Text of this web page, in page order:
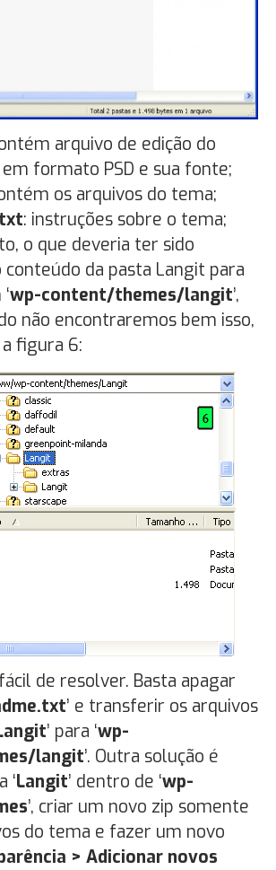
arquivo de edição do
formato PSD e sua fonte;
os arquivos do tema;
: instruções sobre o tema;
o que deveria ter sido
conteúdo da pasta Langit para
wp-content/themes/langit’,
não encontraremos bem isso,
figura 6:
de resolver. Basta apagar
’ e transferir os arquivos
’ para ‘wp-
langit’. Outra solução é
‘Langit’ dentro de ‘wp-
’, criar um novo zip somente
do tema e fazer um novo
> Adicionar novos